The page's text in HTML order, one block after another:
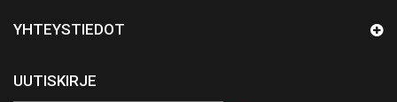
YHTEYSTIEDOT
UUTISKIRJE